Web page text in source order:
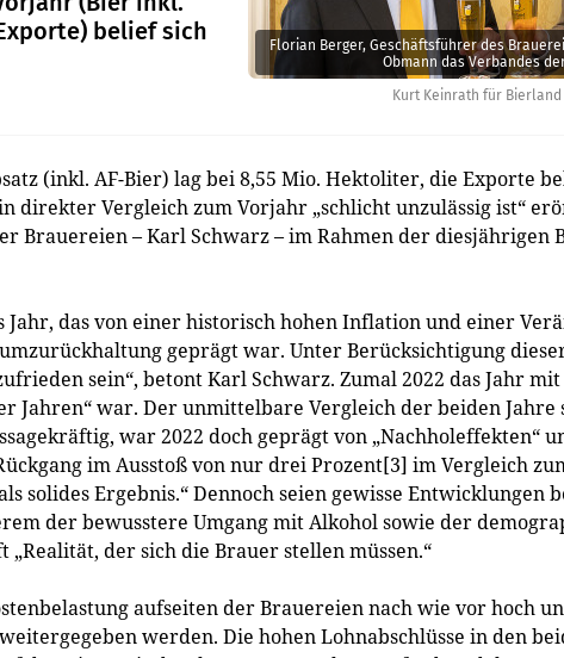
Kurt Keinrath für
Florian Berger, Geschäftsführer des
Obmann das Verbandes
belief sich
(inkl. AF-Bier) lag bei 8,55 Mio. Hektoliter, die Exporte
direkter Vergleich zum Vorjahr „schlicht unzulässig ist“
Brauereien – Karl Schwarz – im Rahmen der diesjährigen
Jahr, das von einer historisch hohen Inflation und einer
geprägt war. Unter Berücksichtigung
sein“, betont Karl Schwarz. Zumal 2022 das Jahr mit
Jahren“ war. Der unmittelbare Vergleich der beiden Jahre
war 2022 doch geprägt von „Nachholeffekten“
im Ausstoß von nur drei Prozent[3] im Vergleich
solides Ergebnis.“ Dennoch seien gewisse Entwicklungen
der bewusstere Umgang mit Alkohol sowie der
„Realität, der sich die Brauer stellen müssen.“
aufseiten der Brauereien nach wie vor hoch
werden. Die hohen Lohnabschlüsse in den